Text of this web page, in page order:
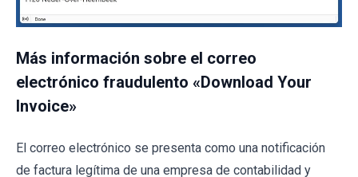
Más información sobre el correo
electrónico fraudulento «Download Your
Invoice»
El correo electrónico se presenta como una notificación
de factura legítima de una empresa de contabilidad y